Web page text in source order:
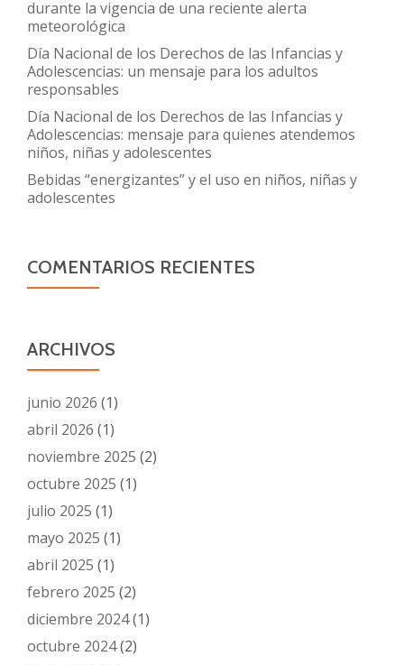
durante la vigencia de una reciente alerta
meteorológica
Día Nacional de los Derechos de las Infancias y
Adolescencias: un mensaje para los adultos
responsables
Día Nacional de los Derechos de las Infancias y
Adolescencias: mensaje para quienes atendemos
niños, niñas y adolescentes
Bebidas “energizantes” y el uso en niños, niñas y
adolescentes
COMENTARIOS RECIENTES
ARCHIVOS
junio 2026 (1)
abril 2026 (1)
noviembre 2025 (2)
octubre 2025 (1)
julio 2025 (1)
mayo 2025 (1)
abril 2025 (1)
febrero 2025 (2)
diciembre 2024(1)
octubre 2024(2)